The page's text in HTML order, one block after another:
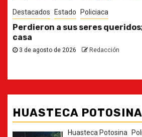
Destacados Estado
Ya casi, el quinto informe del
30 de julio de 2026
HUASTECA POTOSINA
Huasteca Potosina